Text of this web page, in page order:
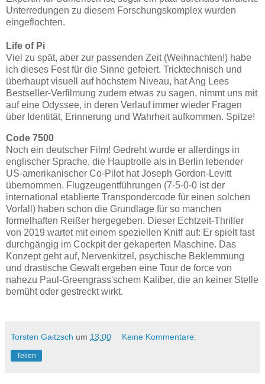
Unterredungen zu diesem Forschungskomplex wurden
eingeflochten.
Life of Pi
Viel zu spät, aber zur passenden Zeit (Weihnachten!) habe
ich dieses Fest für die Sinne gefeiert. Tricktechnisch und
überhaupt visuell auf höchstem Niveau, hat Ang Lees
Bestseller-Verfilmung zudem etwas zu sagen, nimmt uns mit
auf eine Odyssee, in deren Verlauf immer wieder Fragen
über Identität, Erinnerung und Wahrheit aufkommen. Spitze!
Code 7500
Noch ein deutscher Film! Gedreht wurde er allerdings in
englischer Sprache, die Hauptrolle als in Berlin lebender
US-amerikanischer Co-Pilot hat Joseph Gordon-Levitt
übernommen. Flugzeugentführungen (7-5-0-0 ist der
international etablierte Transpondercode für einen solchen
Vorfall) haben schon die Grundlage für so manchen
formelhaften Reißer hergegeben. Dieser Echtzeit-Thriller
von 2019 wartet mit einem speziellen Kniff auf: Er spielt fast
durchgängig im Cockpit der gekaperten Maschine. Das
Konzept geht auf, Nervenkitzel, psychische Beklemmung
und drastische Gewalt ergeben eine Tour de force von
nahezu Paul-Greengrass'schem Kaliber, die an keiner Stelle
bemüht oder gestreckt wirkt.
Torsten Gaitzsch um 13:00 Keine Kommentare:
Teilen